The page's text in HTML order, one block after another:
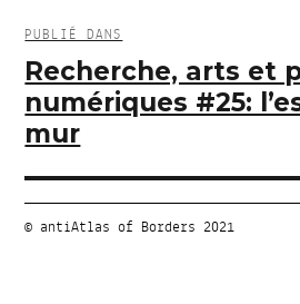
Navigation
de
l’article
PUBLIÉ DANS
Recherche, arts et
numériques #25:
mur
© antiAtlas of Borders 2021